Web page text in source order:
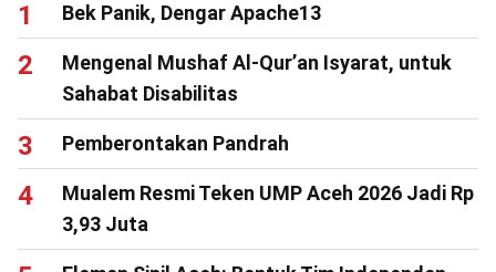
Bek Panik, Dengar Apache13
Mengenal Mushaf Al-Qur’an Isyarat, untuk
Sahabat Disabilitas
Pemberontakan Pandrah
Mualem Resmi Teken UMP Aceh 2026 Jadi Rp
3,93 Juta